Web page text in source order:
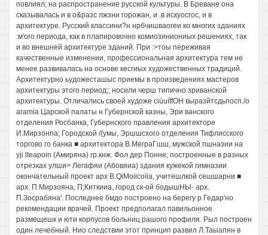
повлиял; на распространение русской культуры. В Бреване она
сказывалась и в о&разс лжзни горожан, и .в искуосгос, и в
архитектуре. Русский классини?н нрбчишваогеи ко многих зданиях
:м'ого периода, как в плапировочно комиозиниониых решениях, так
и во внешней архитектуре зданий. При :>тоы переживая
качественные изменении, профессиональная архитектура тем не
менее развивалась на основе кесгиых художественных традиций.
Архитектурно ьудожесташыс приемы в произведениях мастеров
архитектуры этого период;; носили черш типично зриванской
архитектуры. Отличались своей художе ciüuíffOH выразйтсдьпосп./о
aramia Царской палаты н Губернской казны, Эри ванского
отделения Росбанка, Губернского правления архитекторе
И.Мирзонпа; Городской /{умы, Эршшсхого отделения Тифлисского
торгово го банка ■ архитектора В.МеграГшш, мужской пшназии на
yji.lteapoin (Амиряна) гр.кнж. Фол дер Понне; построенные в разных
отрезках улши> Легафяи (Абовяиа) здания кужекой гимназии
окончательный проект арх B.QiMoiicoïia, учитешлкой сешшарни ■
арх. П.Мирзояна, П;Киткииа, город ск-ой бодышНЫ- арх.
П.Зосрабяна'. Последнее бмдо построено на берегу р Гедар'но
рекомендации врачей. Проект предполагал павильонное
размещешк и юти корпусов больниц рашого профиля. Рыл построен
один лечебный. Нио следствии этот принцип развил Л.Таыапян в